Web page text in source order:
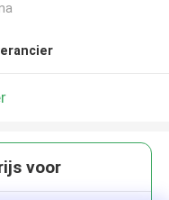
voor